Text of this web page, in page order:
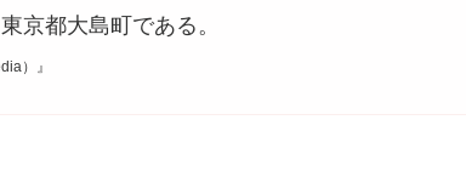
京都大島町である。
）』